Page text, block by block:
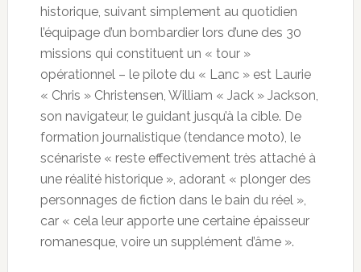
historique, suivant simplement au quotidien
l’équipage d’un bombardier lors d’une des 30
missions qui constituent un « tour »
opérationnel – le pilote du « Lanc » est Laurie
« Chris » Christensen, William « Jack » Jackson,
son navigateur, le guidant jusqu’à la cible. De
formation journalistique (tendance moto), le
scénariste « reste effectivement très attaché à
une réalité historique », adorant « plonger des
personnages de fiction dans le bain du réel »,
car « cela leur apporte une certaine épaisseur
romanesque, voire un supplément d’âme ».